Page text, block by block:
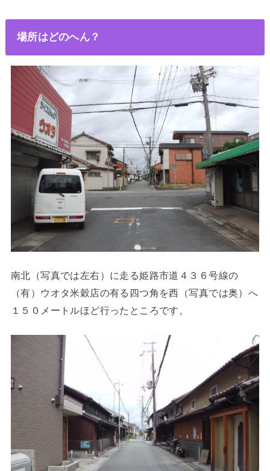
場所はどのへん？
南北（写真では左右）に走る姫路市道４３６号線の
（有）ウオタ米穀店の有る四つ角を西（写真では奥）へ
１５０メートルほど行ったところです。